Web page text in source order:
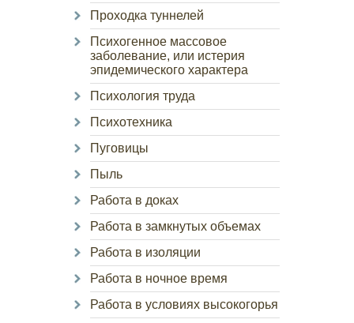
Проходка туннелей
Психогенное массовое
заболевание, или истерия
эпидемического характера
Психология труда
Психотехника
Пуговицы
Пыль
Работа в доках
Работа в замкнутых объемах
Работа в изоляции
Работа в ночное время
Работа в условиях высокогорья